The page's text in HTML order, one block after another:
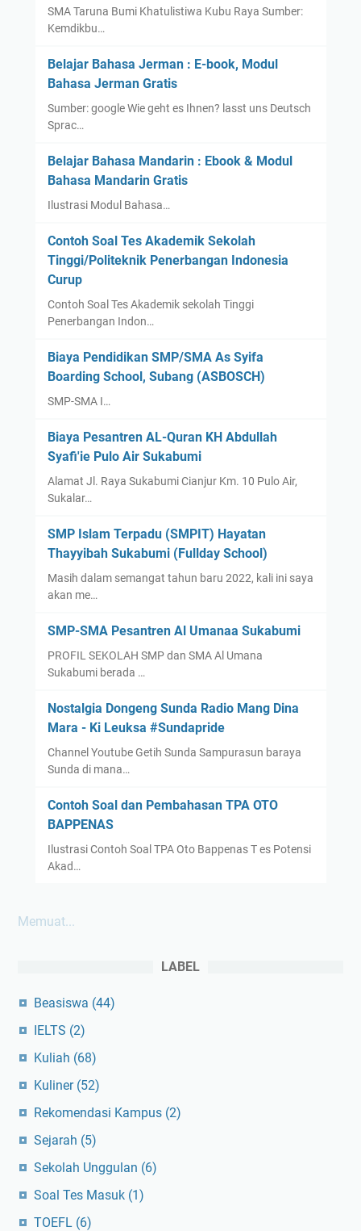
e
a
k
a
k
o
l
s
t
k
SMA Taruna Bumi Khatulistiwa Kubu Raya Sumber:
Kemdikbu…
Belajar Bahasa Jerman : E-book, Modul
Bahasa Jerman Gratis
Sumber: google Wie geht es Ihnen? lasst uns Deutsch
Sprac…
Belajar Bahasa Mandarin : Ebook & Modul
Bahasa Mandarin Gratis
Ilustrasi Modul Bahasa…
Contoh Soal Tes Akademik Sekolah
Tinggi/Politeknik Penerbangan Indonesia
Curup
Contoh Soal Tes Akademik sekolah Tinggi
Penerbangan Indon…
Biaya Pendidikan SMP/SMA As Syifa
Boarding School, Subang (ASBOSCH)
SMP-SMA I…
Biaya Pesantren AL-Quran KH Abdullah
Syafi'ie Pulo Air Sukabumi
Alamat Jl. Raya Sukabumi Cianjur Km. 10 Pulo Air,
Sukalar…
SMP Islam Terpadu (SMPIT) Hayatan
Thayyibah Sukabumi (Fullday School)
Masih dalam semangat tahun baru 2022, kali ini saya
akan me…
SMP-SMA Pesantren Al Umanaa Sukabumi
PROFIL SEKOLAH SMP dan SMA Al Umana
Sukabumi berada …
Nostalgia Dongeng Sunda Radio Mang Dina
Mara - Ki Leuksa #Sundapride
Channel Youtube Getih Sunda Sampurasun baraya
Sunda di mana…
Contoh Soal dan Pembahasan TPA OTO
BAPPENAS
Ilustrasi Contoh Soal TPA Oto Bappenas T es Potensi
Akad…
Memuat...
LABEL
Beasiswa (44)
IELTS (2)
Kuliah (68)
Kuliner (52)
Rekomendasi Kampus (2)
Sejarah (5)
Sekolah Unggulan (6)
Soal Tes Masuk (1)
TOEFL (6)